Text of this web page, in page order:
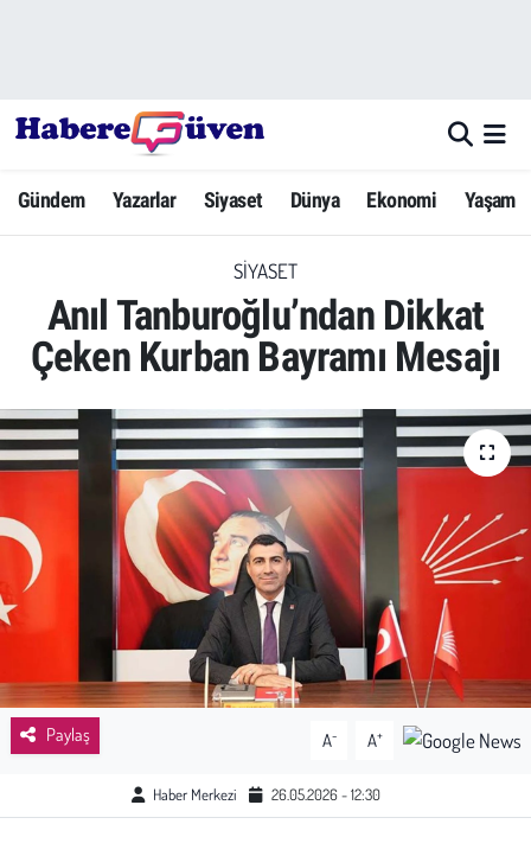
Gündem Yazarlar Siyaset Dünya Ekonomi Yaşam
SIYASET
Anıl Tanburoğlu’ndan Dikkat
Çeken Kurban Bayramı Mesajı
Paylaş A- A+
Haber Merkezi 26.05.2026 - 12:30
Yazarlar
Dünya
Ekonomi
Yerel Haberler
Eğitim
Sağlık
Emek
Spor
Çocuk
Hava Durumu
Trafik Durumu
Süper Lig Puan Durumu ve Fikstür
Tüm Manşetler
Haber Arşivi